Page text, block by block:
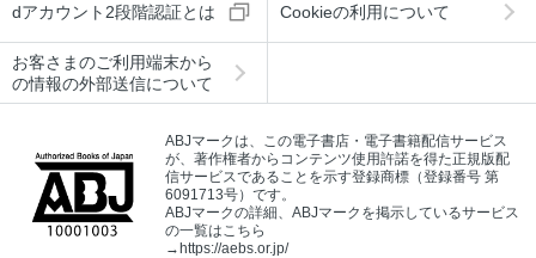
dアカウント2段階認証とは Cookieの利用について
お客さまのご利用端末から
の情報の外部送信について
ABJマークは、この電子書店・電子書籍配信サービス
が、著作権者からコンテンツ使用許諾を得た正規版配
信サービスであることを示す登録商標（登録番号 第
6091713号）です。
ABJマークの詳細、ABJマークを掲示しているサービス
の一覧はこちら
→https://aebs.or.jp/